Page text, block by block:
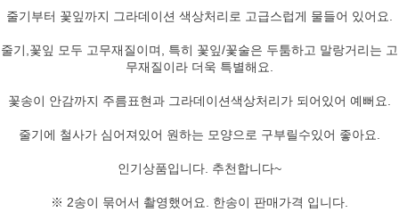
줄기부터 꽃잎까지 그라데이션 색상처리로 고급스럽게 물들어 있어요.
줄기,꽃잎 모두 고무재질이며, 특히 꽃잎/꽃술은 두툼하고 말랑거리는 고
무재질이라 더욱 특별해요.
꽃송이 안감까지 주름표현과 그라데이션색상처리가 되어있어 예뻐요.
줄기에 철사가 심어져있어 원하는 모양으로 구부릴수있어 좋아요.
인기상품입니다. 추천합니다~
※ 2송이 묶어서 촬영했어요. 한송이 판매가격 입니다.